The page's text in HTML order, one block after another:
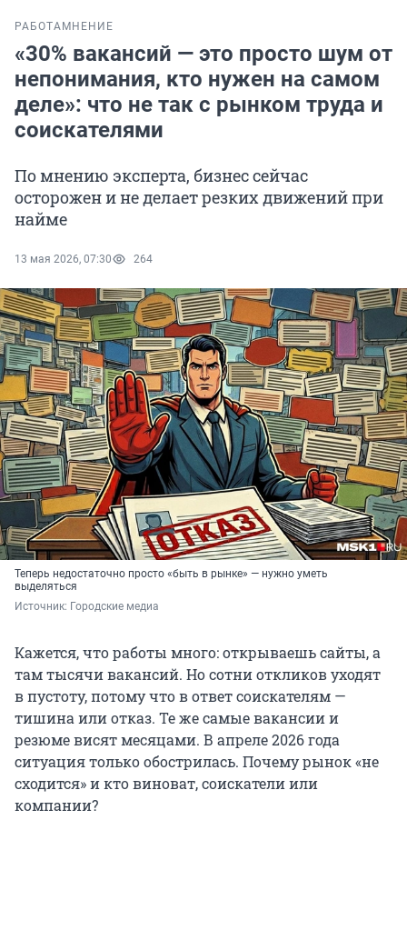
РАБОТА МНЕНИЕ
«30% вакансий — это просто шум от
непонимания, кто нужен на самом
деле»: что не так с рынком труда и
соискателями
По мнению эксперта, бизнес сейчас
осторожен и не делает резких движений при
найме
13 мая 2026, 07:30 264
Теперь недостаточно просто «быть в рынке» — нужно уметь
выделяться
Источник: Городские медиа
Кажется, что работы много: открываешь сайты, а
там тысячи вакансий. Но сотни откликов уходят
в пустоту, потому что в ответ соискателям —
тишина или отказ. Те же самые вакансии и
резюме висят месяцами. В апреле 2026 года
ситуация только обострилась. Почему рынок «не
сходится» и кто виноват, соискатели или
компании?